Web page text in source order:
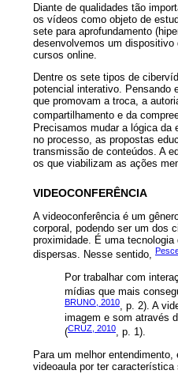
Diante de qualidades tão
os vídeos como objeto de
sete para aprofundamento
desenvolvemos um dispositivo
cursos online.
Dentre os sete tipos de
potencial interativo. Pensando
que promovam a troca, a
compartilhamento e da
Precisamos mudar a lógica da
no processo, as propostas
transmissão de conteúdos. A
os que viabilizam as ações
VIDEOCONFERÊNCIA
A videoconferência é um
corporal, podendo ser um dos
proximidade. É uma
dispersas. Nesse sentido,
Por trabalhar com
mídias que mais
BRUNO, 2010, p. 2). A
imagem e som através
(CRUZ, 2010, p. 1).
Para um melhor
videoaula por ter